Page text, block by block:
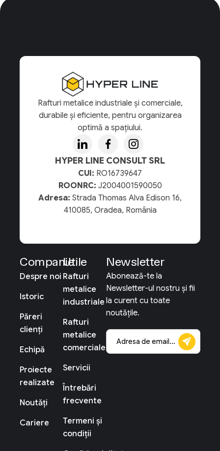
Rafturi metalice industriale și comerciale,
durabile și eficiente, pentru organizarea
optimă a spațiului.
HYPER LINE CONSULT SRL
CUI: RO16739647
ROONRC: J2004001590050
Adresa: Strada Thomas Alva Edison 16,
410085, Oradea, România
Companie
Despre noi
Istoric
Păreri
clienți
Echipă
Proiecte
realizate
Noutăți
Cariere
Utile
Rafturi
metalice
industriale
Rafturi
metalice
comerciale
Servicii
Întrebări
frecvente
Termeni și
condiții
Newsletter
Abonează-te la
Newsletter-ul nostru și fii
la curent cu toate
noutățile.